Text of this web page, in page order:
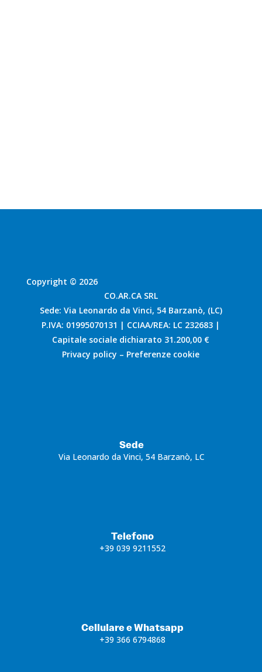
Copyright © 2026
CO.AR.CA SRL
Sede: Via Leonardo da Vinci, 54 Barzanò, (LC)
P.IVA: 01995070131 | CCIAA/REA: LC 232683 |
Capitale sociale dichiarato 31.200,00 €
Privacy policy – Preferenze cookie
Sede
Via Leonardo da Vinci, 54 Barzanò, LC
Telefono
+39 039 9211552
Cellulare e Whatsapp
+39 366 6794868